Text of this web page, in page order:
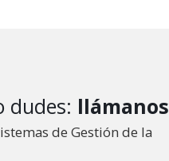
dudes: llámanos
de Gestión de la